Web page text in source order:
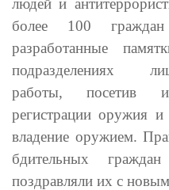
более 100 граждан
разработанные
подразделениях
работы, посетив
регистрации оружия
владение оружием.
бдительных
поздравляли их с